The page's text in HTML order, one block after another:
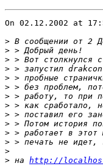
On 02.12.2002 at
>
>
>
>
>
>
>
>
>
>
>
>
>
> на http://